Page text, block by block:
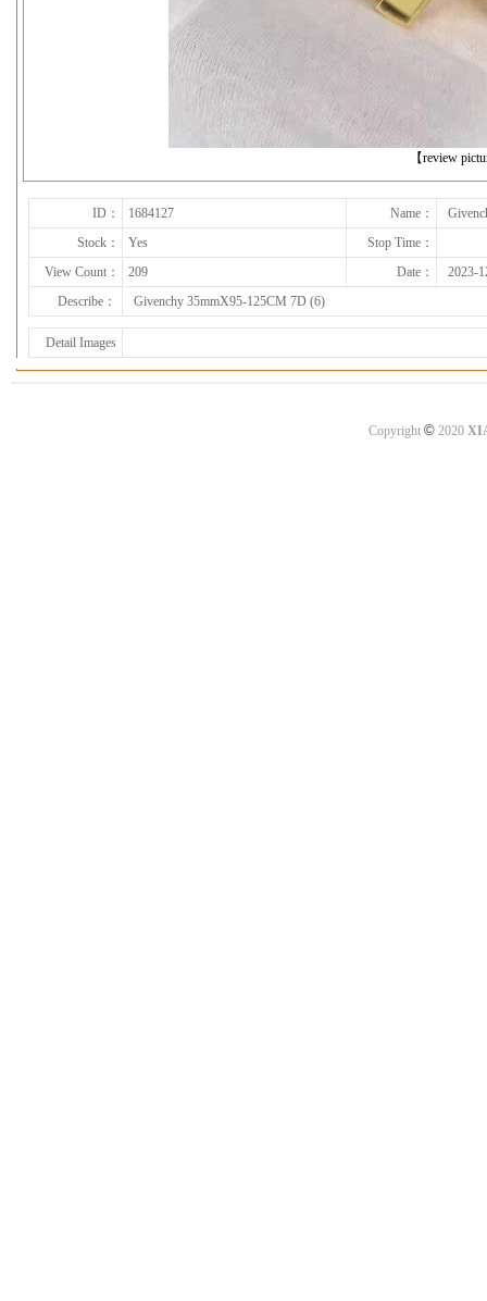
【review
ID： 1684127 Name：
Stock：
Yes
Stop Time：
View Count：
209 Date：
2023-
Describe：
Givenchy 35mmX95-125CM 7D (6)
Detail Images
Copyright ©2020